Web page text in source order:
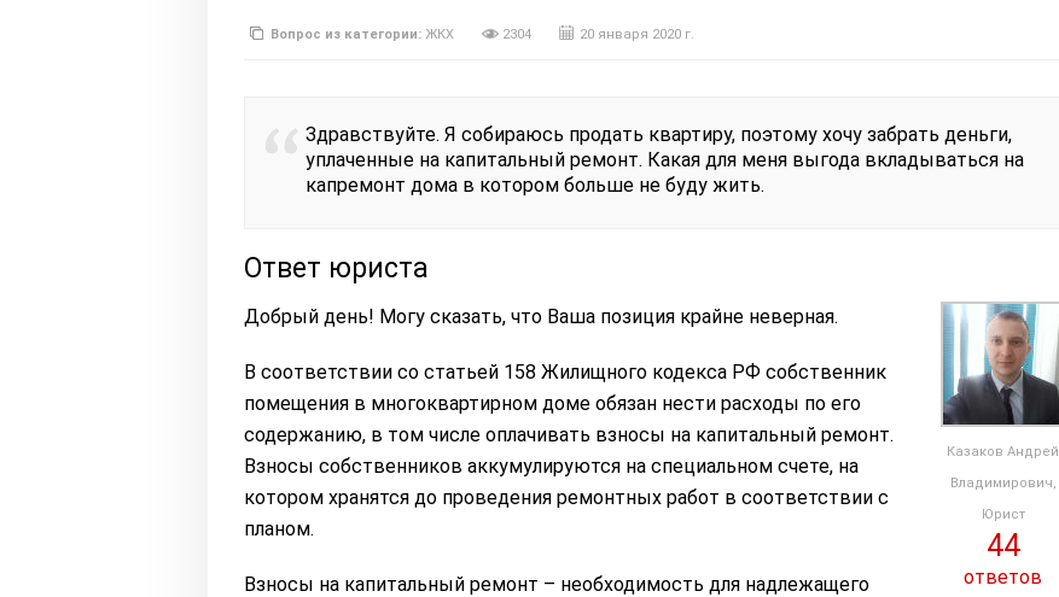
Вопрос из категории: ЖКХ 2304 20 января 2020 г.
Здравствуйте. Я собираюсь продать квартиру, поэтому хочу забрать деньги,
уплаченные на капитальный ремонт. Какая для меня выгода вкладываться на
капремонт дома в котором больше не буду жить.
Ответ юриста
Казаков Андрей
Владимирович,
Юрист
44
ответов
Добрый день! Могу сказать, что Ваша позиция крайне неверная.
В соответствии со статьей 158 Жилищного кодекса РФ собственник
помещения в многоквартирном доме обязан нести расходы по его
содержанию, в том числе оплачивать взносы на капитальный ремонт.
Взносы собственников аккумулируются на специальном счете, на
котором хранятся до проведения ремонтных работ в соответствии с
планом.
Взносы на капитальный ремонт – необходимость для надлежащего